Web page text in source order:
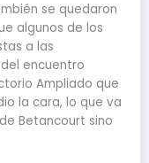
se quedaron
algunos de los
a las
encuentro
Ampliado que
la cara, lo que va
Betancourt sino